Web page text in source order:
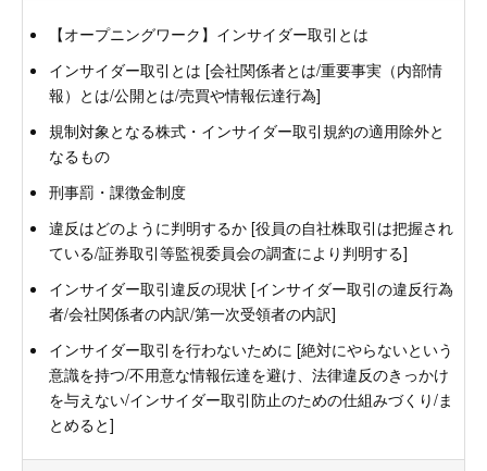
【オープニングワーク】インサイダー取引とは
インサイダー取引とは [会社関係者とは/重要事実（内部情
報）とは/公開とは/売買や情報伝達行為]
規制対象となる株式・インサイダー取引規約の適用除外と
なるもの
刑事罰・課徴金制度
違反はどのように判明するか [役員の自社株取引は把握され
ている/証券取引等監視委員会の調査により判明する]
インサイダー取引違反の現状 [インサイダー取引の違反行為
者/会社関係者の内訳/第一次受領者の内訳]
インサイダー取引を行わないために [絶対にやらないという
意識を持つ/不用意な情報伝達を避け、法律違反のきっかけ
を与えない/インサイダー取引防止のための仕組みづくり/ま
とめると]